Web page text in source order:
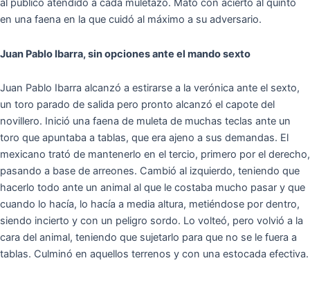
al público atendido a cada muletazo. Mató con acierto al quinto
en una faena en la que cuidó al máximo a su adversario.
Juan Pablo Ibarra, sin opciones ante el mando sexto
Juan Pablo Ibarra alcanzó a estirarse a la verónica ante el sexto,
un toro parado de salida pero pronto alcanzó el capote del
novillero. Inició una faena de muleta de muchas teclas ante un
toro que apuntaba a tablas, que era ajeno a sus demandas. El
mexicano trató de mantenerlo en el tercio, primero por el derecho,
pasando a base de arreones. Cambió al izquierdo, teniendo que
hacerlo todo ante un animal al que le costaba mucho pasar y que
cuando lo hacía, lo hacía a media altura, metiéndose por dentro,
siendo incierto y con un peligro sordo. Lo volteó, pero volvió a la
cara del animal, teniendo que sujetarlo para que no se le fuera a
tablas. Culminó en aquellos terrenos y con una estocada efectiva.